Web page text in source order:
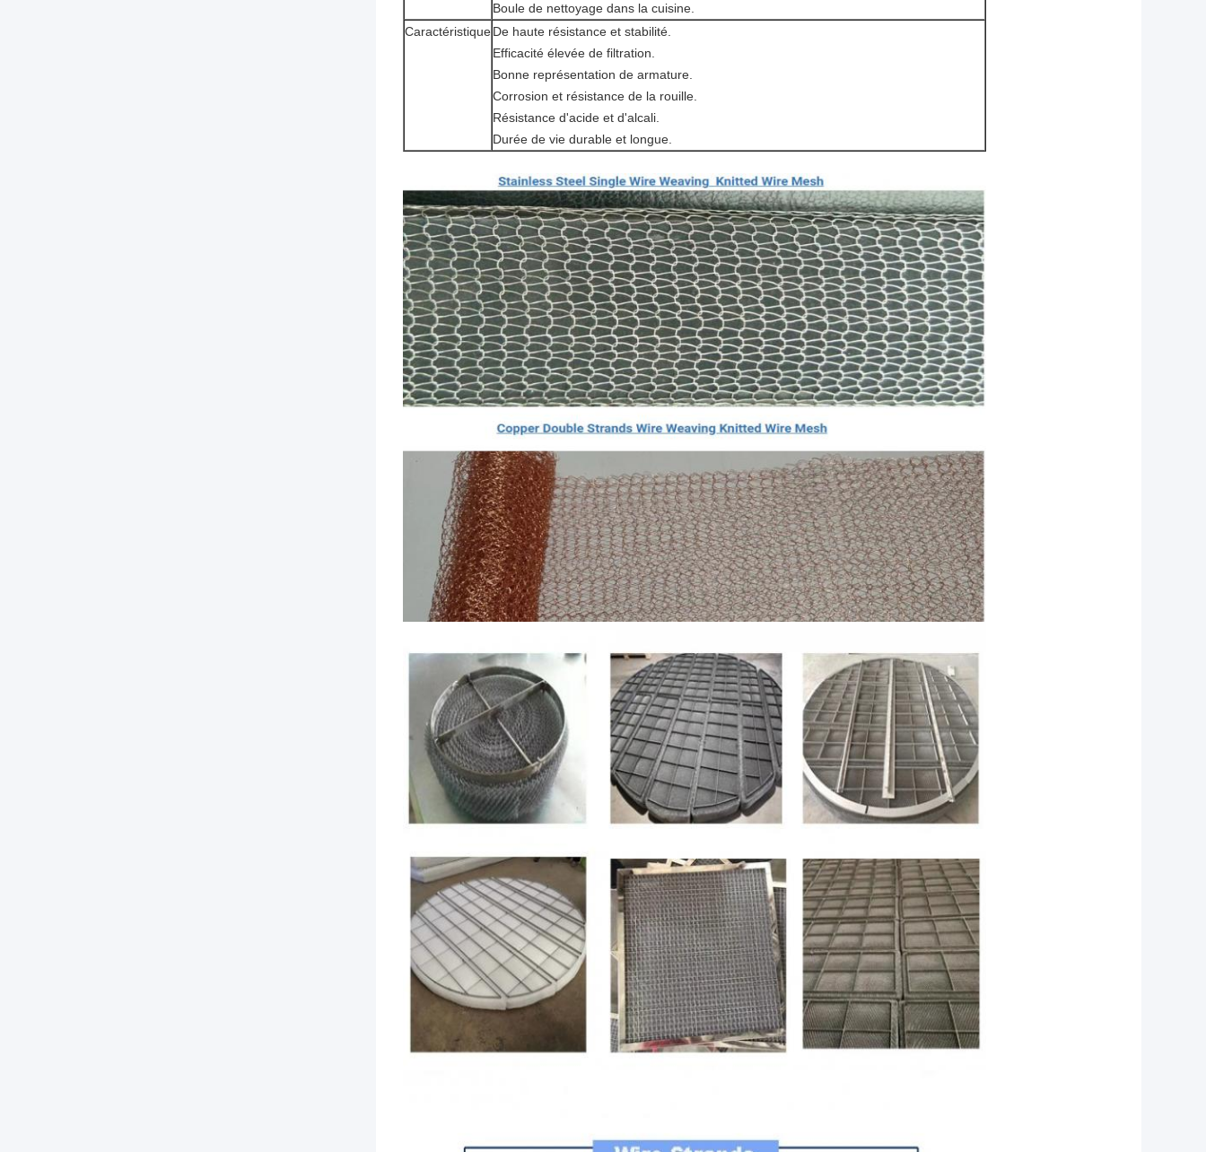
Boule de nettoyage dans la cuisine.
CaractéristiqueDe haute résistance et stabilité.
Efficacité élevée de filtration.
Bonne représentation de armature.
Corrosion et résistance de la rouille.
Résistance d'acide et d'alcali.
Durée de vie durable et longue.